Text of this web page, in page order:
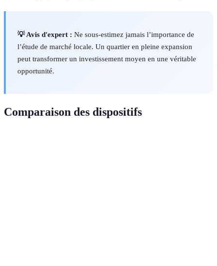
💡 Avis d'expert : Ne sous-estimez jamais l’importance de
l’étude de marché locale. Un quartier en pleine expansion
peut transformer un investissement moyen en une véritable
opportunité.
Comparaison des dispositifs